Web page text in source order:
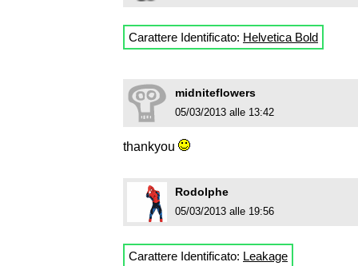
Carattere Identificato: Helvetica Bold
midniteflowers
05/03/2013 alle 13:42
thankyou
Rodolphe
05/03/2013 alle 19:56
Carattere Identificato: Leakage